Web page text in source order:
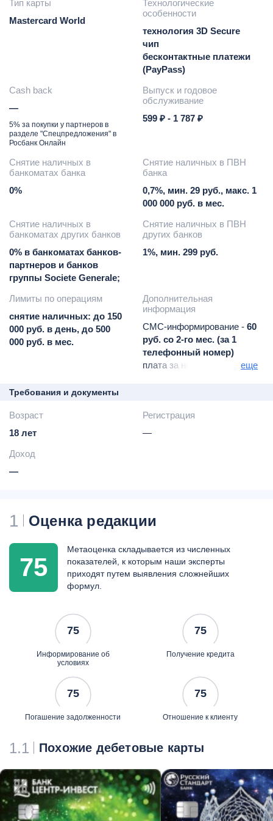
Тип карты
Mastercard World
Технологические
особенности
технология 3D Secure
чип
бесконтактные платежи
(PayPass)
Cash back
—
5% за покупки у партнеров в
разделе "Спецпредложения" в
Росбанк Онлайн
Выпуск и годовое
обслуживание
599 ₽ - 1 787 ₽
Снятие наличных в
банкоматах банка
0%
Снятие наличных в ПВН
банка
0,7%, мин. 29 руб., макс. 1
000 000 руб. в мес.
Снятие наличных в
банкоматах других банков
0% в банкоматах банков-
партнеров и банков
группы Societe Generale;
Снятие наличных в ПВН
других банков
1%, мин. 299 руб.
Лимиты по операциям
снятие наличных: до 150
000 руб. в день, до 500
000 руб. в мес.
Дополнительная
информация
СМС-информирование -60
руб. со 2-го мес. (за 1
телефонный номер)
плата за неразрешенный
руб. за операцию
евро и китайских юанях)
еще
Требования и документы
Возраст
18 лет
Регистрация
—
Доход
—
1 Оценка редакции
75
Метаоценка складывается из численных
показателей, к которым наши эксперты
приходят путем выявления сложнейших
формул.
75
Информирование об
условиях
75
Получение кредита
75
Погашение задолженности
75
Отношение к клиенту
1.1 Похожие дебетовые карты